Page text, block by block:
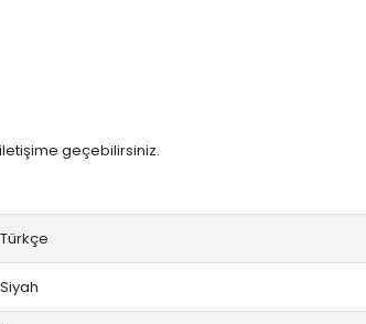
geçebilirsiniz.
Türkçe
Siyah